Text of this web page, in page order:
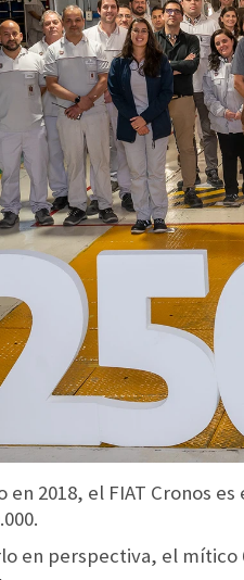
en 2018, el FIAT Cronos
en perspectiva, el mítico